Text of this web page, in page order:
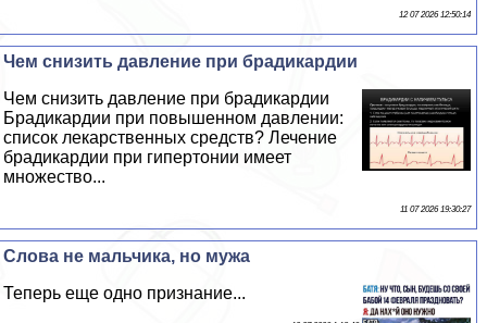
12 07 2026 12:50:14
Чем снизить давление при брадикардии
Чем снизить давление при брадикардии
Брадикардии при повышенном давлении:
список лекарственных средств? Лечение
брадикардии при гипертонии имеет
множество...
11 07 2026 19:30:27
Слова не мальчика, но мужа
Теперь еще одно признание...